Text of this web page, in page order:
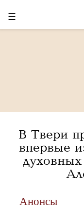
☰
В Твери
впервые
Анонсы